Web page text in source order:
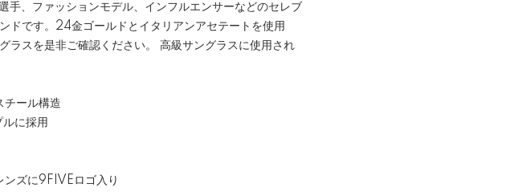
、ファッションモデル、インフルエンサーなどのセレブ
ドです。24金ゴールドとイタリアンアセテートを使用
ラスを是非ご確認ください。 高級サングラスに使用され
ール構造
に採用
ズに9FIVEロゴ入り